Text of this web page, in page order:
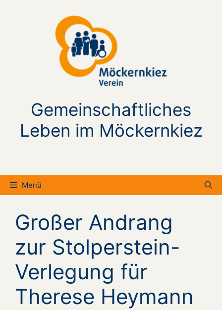
Gemeinschaftliches
Leben im Möckernkiez
Menü
Großer Andrang
zur Stolperstein-
Verlegung für
Therese Heymann